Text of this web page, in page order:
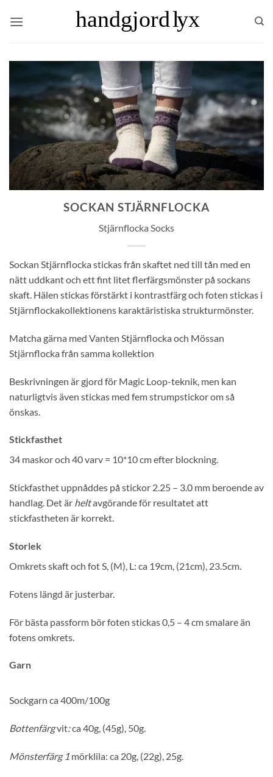
SOCKAN STJÄRNFLOCKA
Stjärnflocka Socks
Sockan Stjärnflocka stickas från skaftet ned till tån med en
nätt uddkant och ett fint litet flerfärgsmönster på sockans
skaft. Hälen stickas förstärkt i kontrastfärg och foten stickas i
Stjärnflockakollektionens karaktäristiska strukturmönster.
Matcha gärna med Vanten Stjärnflocka och Mössan
Stjärnflocka från samma kollektion
Beskrivningen är gjord för Magic Loop-teknik, men kan
naturligtvis även stickas med fem strumpstickor om så
önskas.
Stickfasthet
34 maskor och 40 varv = 10*10 cm efter blockning.
Stickfasthet uppnåddes på stickor 2.25 – 3.0 mm beroende av
handlag. Det är heltavgörande för resultatet att
stickfastheten är korrekt.
Storlek
Omkrets skaft och fot S, (M), L: ca 19cm, (21cm), 23.5cm.
Fotens längd är justerbar.
För bästa passform bör foten stickas 0,5 – 4 cm smalare än
fotens omkrets.
Garn
Sockgarn ca 400m/100g
Bottenfärgvit:ca 40g, (45g), 50g.
Mönsterfärg 1 mörklila: ca 20g, (22g), 25g.